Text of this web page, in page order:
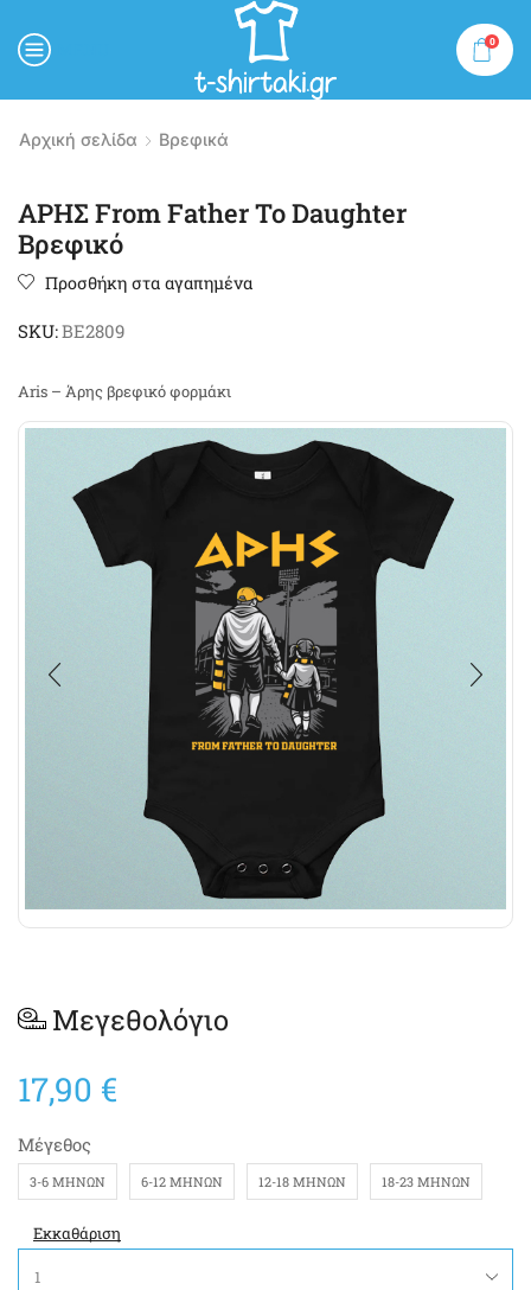
0
Αρχική σελίδα Βρεφικά
ΑΡΗΣ From Father To Daughter
Βρεφικό
Προσθήκη στα αγαπημένα
SKU:BE2809
Aris – Άρης βρεφικό φορμάκι
Μεγεθολόγιο
17,90 €
Μέγεθος
3-6 ΜΗΝΏΝ 6-12 ΜΗΝΏΝ 12-18 ΜΗΝΏΝ 18-23 ΜΗΝΏΝ
Εκκαθάριση